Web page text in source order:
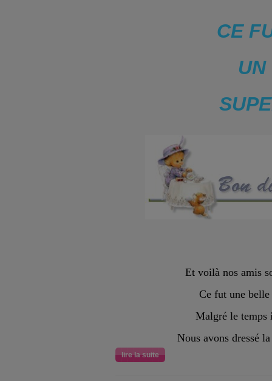
CE
UN
Et voilà nos amis
Ce fut une belle
Malgré le temps
Nous avons dressé
lire la suite